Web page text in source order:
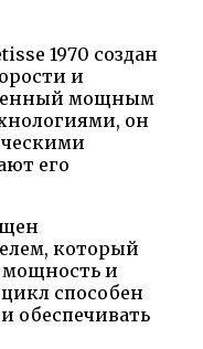
1970 создан
и
мощным
он
его
который
мощность и
способен
обеспечивать